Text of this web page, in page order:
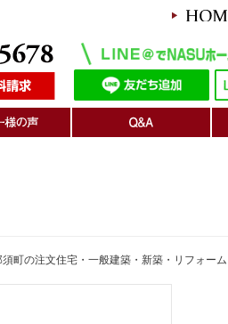
町の注文住宅・一般建築・新築・リフォーム